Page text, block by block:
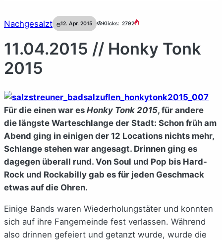
Nachgesalzt 12. Apr. 2015 Klicks: 2792
11.04.2015 // Honky Tonk
2015
Für die einen war es Honky Tonk 2015, für andere
die längste Warteschlange der Stadt: Schon früh am
Abend ging in einigen der 12 Locations nichts mehr,
Schlange stehen war angesagt. Drinnen ging es
dagegen überall rund. Von Soul und Pop bis Hard-
Rock und Rockabilly gab es für jeden Geschmack
etwas auf die Ohren.
Einige Bands waren Wiederholungstäter und konnten
sich auf ihre Fangemeinde fest verlassen. Während
also drinnen gefeiert und getanzt wurde, wurde die